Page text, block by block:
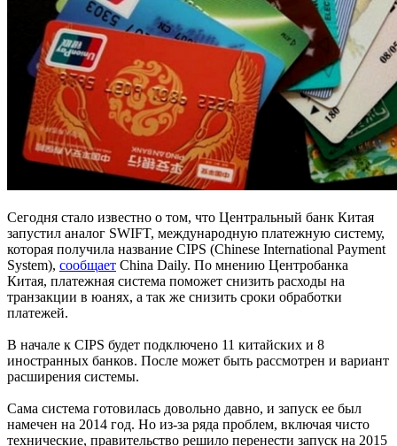
Сегодня стало известно о том, что Центральный банк Китая
запустил аналог SWIFT, международную платежную систему,
которая получила название CIPS (Chinese International Payment
System), сообщает China Daily. По мнению Центробанка
Китая, платежная система поможет снизить расходы на
транзакции в юанях, а так же снизить сроки обработки
платежей.
В начале к CIPS будет подключено 11 китайских и 8
иностранных банков. После может быть рассмотрен и вариант
расширения системы.
Сама система готовилась довольно давно, и запуск ее был
намечен на 2014 год. Но из-за ряда проблем, включая чисто
технические, правительство решило перенести запуск на 2015